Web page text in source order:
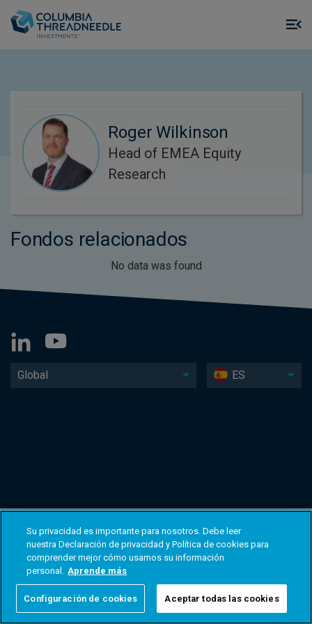
Roger Wilkinson
Head of EMEA Equity
Research
Fondos relacionados
No data was found
Global ES
Su privacidad es importante para nosotros. Debe leer
nuestra Declaración de privacidad y Política de cookies para
comprender mejor cómo usamos su información
personal. Aprende más
Configuración de cookies Aceptar todas las cookies